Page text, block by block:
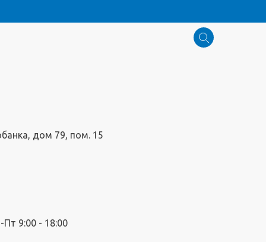
дом 79, пом. 15
9:00 - 18:00